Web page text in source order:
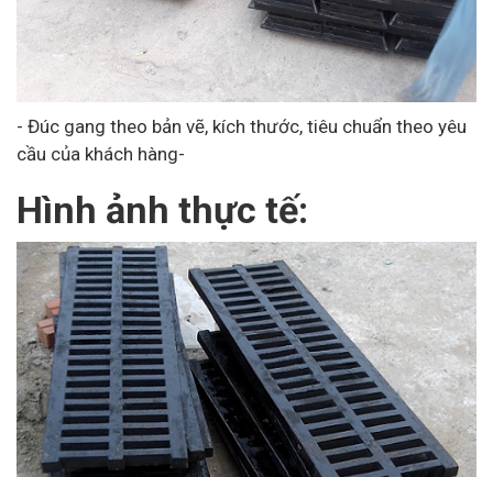
- Đúc gang theo bản vẽ, kích thước, tiêu chuẩn theo yêu
cầu của khách hàng-
Hình ảnh thực tế: